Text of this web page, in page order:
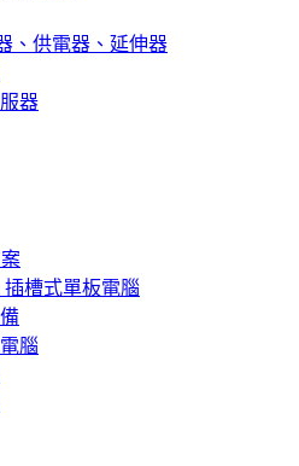
、供電器、延伸器
器
槽式單板電腦
腦